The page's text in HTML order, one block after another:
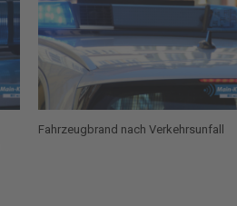
Fahrzeugbrand nach Verkehrsunfall